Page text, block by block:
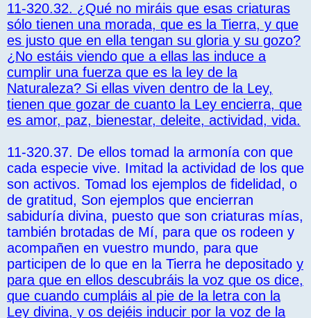
11-320.32. ¿Qué no miráis que esas criaturas
sólo tienen una morada, que es la Tierra, y que
es justo que en ella tengan su gloria y su gozo?
¿No estáis viendo que a ellas las induce a
cumplir una fuerza que es la ley de la
Naturaleza? Si ellas viven dentro de la Ley,
tienen que gozar de cuanto la Ley encierra, que
es amor, paz, bienestar, deleite, actividad, vida.
11-320.37. De ellos tomad la armonía con que
cada especie vive. Imitad la actividad de los que
son activos. Tomad los ejemplos de fidelidad, o
de gratitud, Son ejemplos que encierran
sabiduría divina, puesto que son criaturas mías,
también brotadas de Mí, para que os rodeen y
acompañen en vuestro mundo, para que
participen de lo que en la Tierra he depositado y
para que en ellos descubráis la voz que os dice,
que cuando cumpláis al pie de la letra con la
Ley divina, y os dejéis inducir por la voz de la